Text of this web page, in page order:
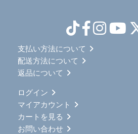
支払い方法について
配送方法について
返品について
ログイン
マイアカウント
カートを見る
お問い合わせ